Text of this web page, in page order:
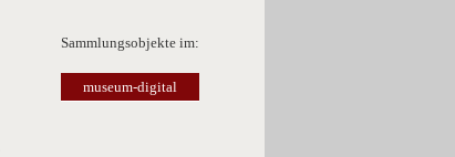
Sammlungsobjekte im:
museum-digital